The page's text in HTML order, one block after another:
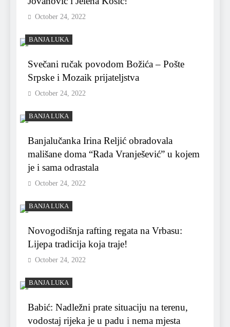
October 24, 2022
BANJA LUKA
Svečani ručak povodom Božića – Pošte
Srpske i Mozaik prijateljstva
October 24, 2022
BANJA LUKA
Banjalučanka Irina Reljić obradovala
mališane doma “Rada Vranješević” u kojem
je i sama odrastala
October 24, 2022
BANJA LUKA
Novogodišnja rafting regata na Vrbasu:
Lijepa tradicija koja traje!
October 24, 2022
BANJA LUKA
Babić: Nadležni prate situaciju na terenu,
vodostaj rijeka je u padu i nema mjesta